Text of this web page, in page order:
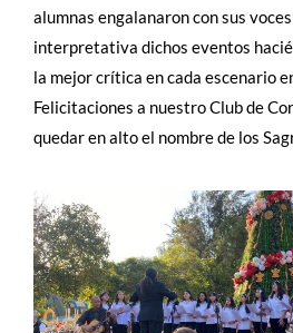
alumnas engalanaron con sus
interpretativa dichos eventos
la mejor crítica en cada escenario
Felicitaciones a nuestro Club de
quedar en alto el nombre de los